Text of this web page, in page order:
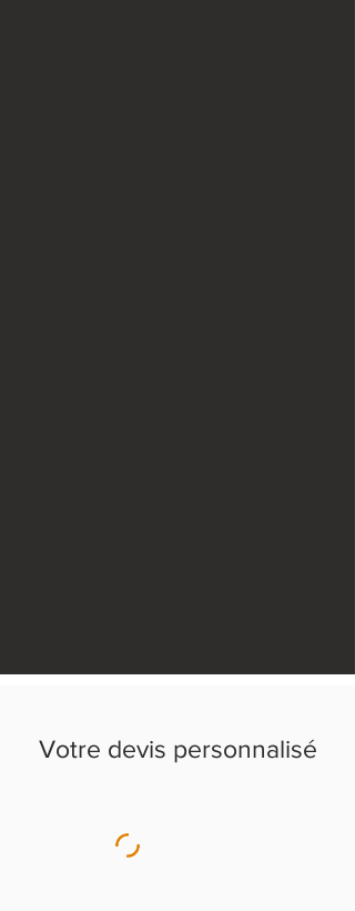
Votre devis personnalisé